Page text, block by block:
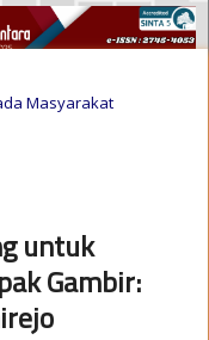
Masyarakat
untuk
Gambir: